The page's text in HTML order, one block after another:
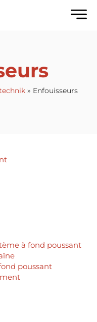
» Enfouisseurs
à fond poussant
poussant